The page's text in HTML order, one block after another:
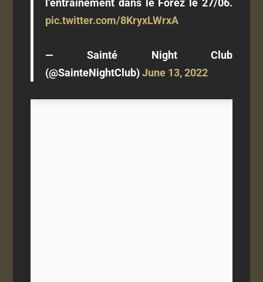
l’entraînement dans le Forez le 27/06.
pic.twitter.com/8KryxLWrxA
— Sainté Night Club
(@SainteNightClub)June 13, 2022